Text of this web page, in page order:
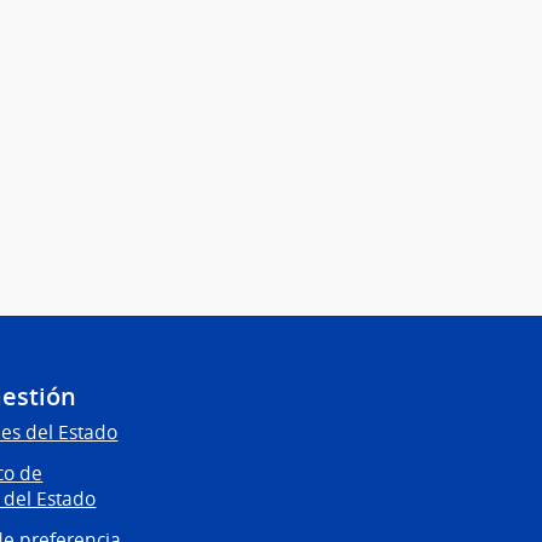
del Estado
de
Estado